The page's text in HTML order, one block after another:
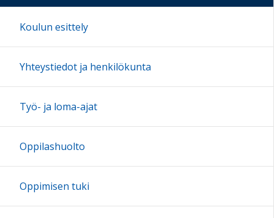
18:00
19:00
20:00
Koulun esittely
Yhteystiedot ja henkilökunta
Työ- ja loma-ajat
Oppilashuolto
Oppimisen tuki